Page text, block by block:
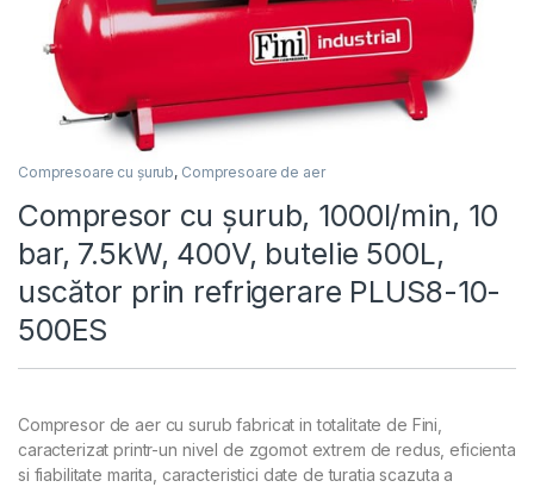
Compresoare cu șurub, Compresoare de aer
Compresor cu șurub, 1000l/min, 10
bar, 7.5kW, 400V, butelie 500L,
uscător prin refrigerare PLUS8-10-
500ES
Compresor de aer cu surub fabricat in totalitate de Fini,
caracterizat printr-un nivel de zgomot extrem de redus, eficienta
si fiabilitate marita, caracteristici date de turatia scazuta a